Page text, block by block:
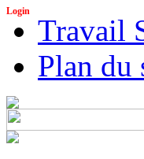
Login
Travail
Plan du